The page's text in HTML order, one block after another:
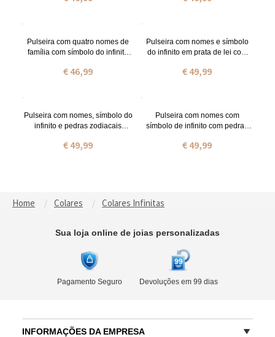
Pulseira com quatro nomes de
família com símbolo do infinito
€ 46,99
Pulseira com nomes e símbolo
do infinito em prata de lei com
€ 49,99
Pulseira com nomes, símbolo do
infinito e pedras zodiacais
€ 49,99
Pulseira com nomes com
símbolo de infinito com pedras
€ 49,99
Home Colares Colares Infinitas
Sua loja online de joias personalizadas
Pagamento Seguro Devoluções em 99 dias
INFORMAÇÕES DA EMPRESA